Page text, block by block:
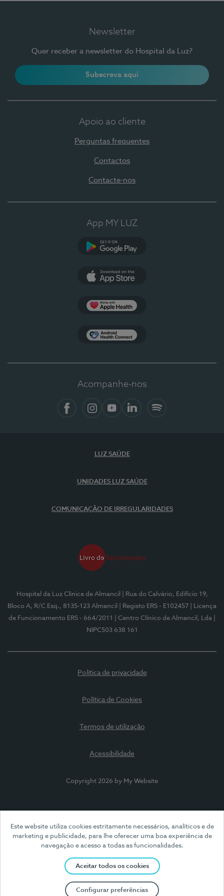
Este website utiliza cookies estritamente necessários, analíticos e de
marketing e publicidade, para lhe oferecer uma boa experiência de
navegação e acesso a todas as funcionalidades.
Aceitar todos os cookies
Configurar preferências
Newsletter
Quer receber a newsletter do Hospital da Luz?
Subscreva aqui
Apoio ao cliente
Perguntas frequentes
Contactos
Contacte-nos
App MY LUZ
Acompanhe-nos
LUZ SAÚDE
UNIDADES LUZ SAÚDE
COMUNICAÇÃO DE IRREGULARIDADES
Hospital da Luz Clínica de Almancil
| Rua do Calvário, Edifício 19,
Bloco A, R/C Esq., 8135-123 Almancil
| Registo ERS - E102457
| Licença
de Funcionamento ERS - 664/2011
| Centro Clínico de Almancil, Lda
NIPC503 638 161
Política de privacidade
Política de Cookies
Termos de utilização
Acessibilidade
Copyright 2026 by My Website